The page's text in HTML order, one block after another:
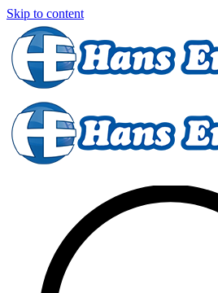
Skip to content